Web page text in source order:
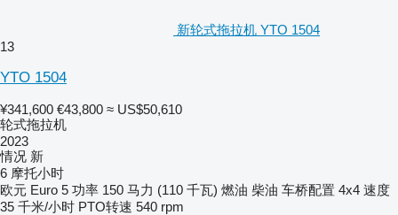
新轮式拖拉机 YTO 1504
13
YTO 1504
¥341,600 €43,800 ≈ US$50,610
轮式拖拉机
2023
情况 新
6 摩托小时
欧元 Euro 5 功率 150 马力 (110 千瓦) 燃油 柴油 车桥配置 4x4 速度
35 千米/小时 PTO转速 540 rpm